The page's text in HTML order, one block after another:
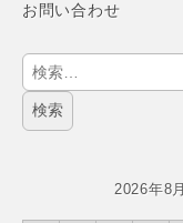
お問い合わせ
検
索:
2026年8月